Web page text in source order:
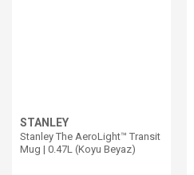
STANLEY
Stanley The AeroLight™ Transit
Mug | 0.47L (Koyu Beyaz)